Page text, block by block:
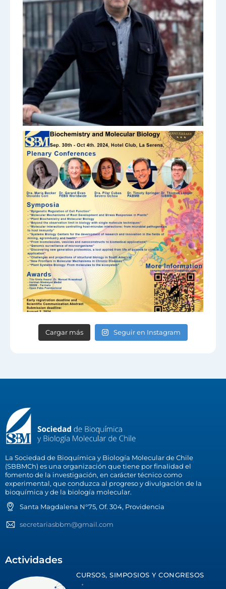
Cargar más Seguir en Instagram
La Sociedad de Bioquímica y Biología Molecular de Chile
(SBBMCh) es una organización que tiene por finalidad el
fomento de la investigación, en carácter técnico como
experimental, que conduzca al progreso y divulgación de la
bioquímica y de la biología molecular.
Santa Magdalena N°75, Of. 304, Providencia
secretariasbbm@gmail.com
Actividades
CURSOS, SIMPOSIOS Y CONGRESOS